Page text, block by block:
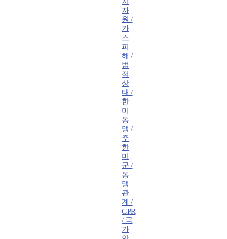
자
원 /
카
스
피
해 /
법
적
상
태 /
한
미
동
맹 /
주
한
미
군 /
동
맹
관
계 /
GPR
/ 국
가